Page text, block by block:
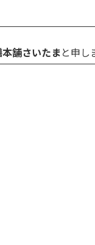
舗さいたまと申し